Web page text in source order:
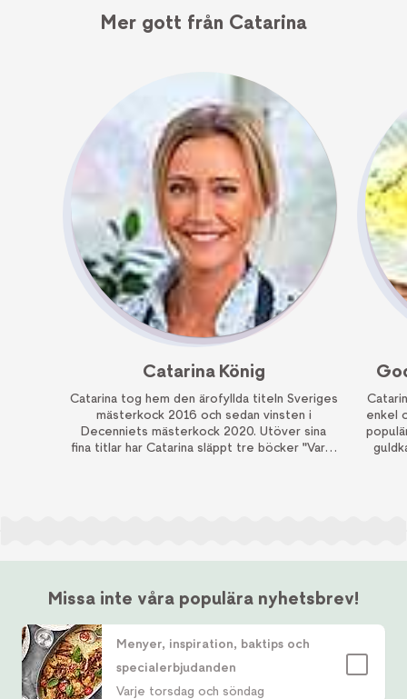
Mer gott från Catarina
Catarina König
Catarina tog hem den ärofyllda titeln Sveriges
mästerkock 2016 och sedan vinsten i
Decenniets mästerkock 2020. Utöver sina
fina titlar har Catarina släppt tre böcker "Varje
enkel
Missa inte våra populära nyhetsbrev!
Menyer, inspiration, baktips och
specialerbjudanden
Varje torsdag och söndag